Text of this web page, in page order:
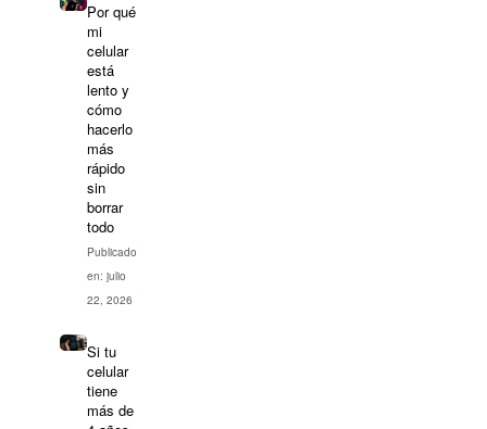
Por qué
mi
celular
está
lento y
cómo
hacerlo
más
rápido
sin
borrar
todo
Publicado
en: julio
22, 2026
Si tu
celular
tiene
más de